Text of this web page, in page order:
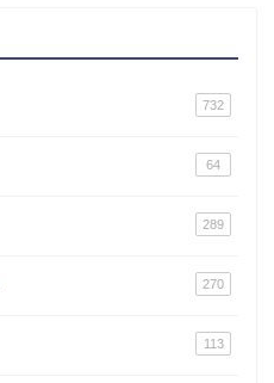
732
64
289
270
113